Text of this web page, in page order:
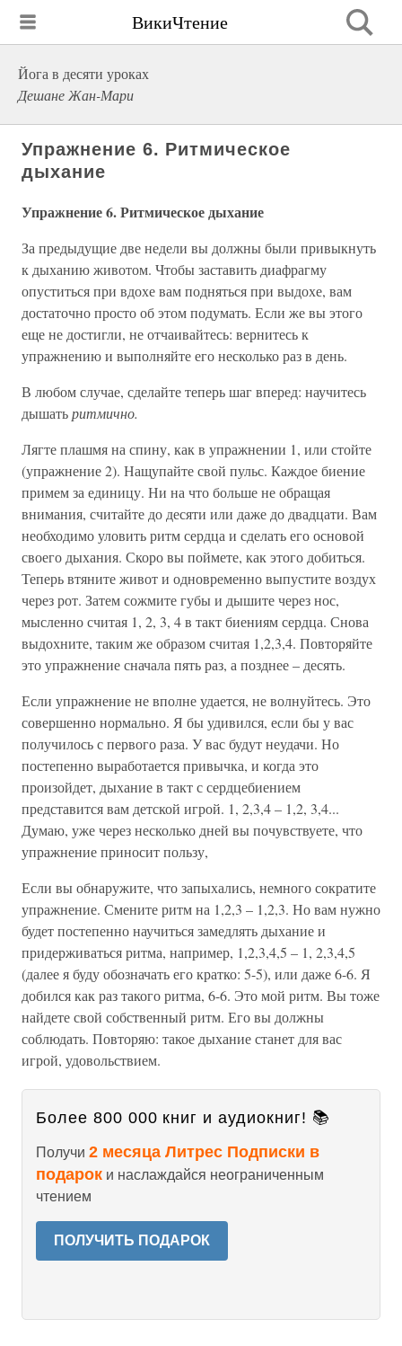
ВикиЧтение
Йога в десяти уроках
Дешане Жан-Мари
Упражнение 6. Ритмическое
дыхание
Упражнение 6. Ритмическое дыхание
За предыдущие две недели вы должны были привыкнуть
к дыханию животом. Чтобы заставить диафрагму
опуститься при вдохе вам подняться при выдохе, вам
достаточно просто об этом подумать. Если же вы этого
еще не достигли, не отчаивайтесь: вернитесь к
упражнению и выполняйте его несколько раз в день.
В любом случае, сделайте теперь шаг вперед: научитесь
дышатьритмично.
Лягте плашмя на спину, как в упражнении 1, или стойте
(упражнение 2). Нащупайте свой пульс. Каждое биение
примем за единицу. Ни на что больше не обращая
внимания, считайте до десяти или даже до двадцати. Вам
необходимо уловить ритм сердца и сделать его основой
своего дыхания. Скоро вы поймете, как этого добиться.
Теперь втяните живот и одновременно выпустите воздух
через рот. Затем сожмите губы и дышите через нос,
мысленно считая 1, 2, 3, 4 в такт биениям сердца. Снова
выдохните, таким же образом считая 1,2,3,4. Повторяйте
это упражнение сначала пять раз, а позднее – десять.
Если упражнение не вполне удается, не волнуйтесь. Это
совершенно нормально. Я бы удивился, если бы у вас
получилось с первого раза. У вас будут неудачи. Но
постепенно выработается привычка, и когда это
произойдет, дыхание в такт с сердцебиением
представится вам детской игрой. 1, 2,3,4 – 1,2, 3,4...
Думаю, уже через несколько дней вы почувствуете, что
упражнение приносит пользу,
Если вы обнаружите, что запыхались, немного сократите
упражнение. Смените ритм на 1,2,3 – 1,2,3. Но вам нужно
будет постепенно научиться замедлять дыхание и
придерживаться ритма, например, 1,2,3,4,5 – 1, 2,3,4,5
(далее я буду обозначать его кратко: 5-5), или даже 6-6. Я
добился как раз такого ритма, 6-6. Это мой ритм. Вы тоже
найдете свой собственный ритм. Его вы должны
соблюдать. Повторяю: такое дыхание станет для вас
игрой, удовольствием.
Более 800 000 книг и аудиокниг! 📚
Получи 2 месяца Литрес Подписки в
подарок и наслаждайся неограниченным
чтением
ПОЛУЧИТЬ ПОДАРОК